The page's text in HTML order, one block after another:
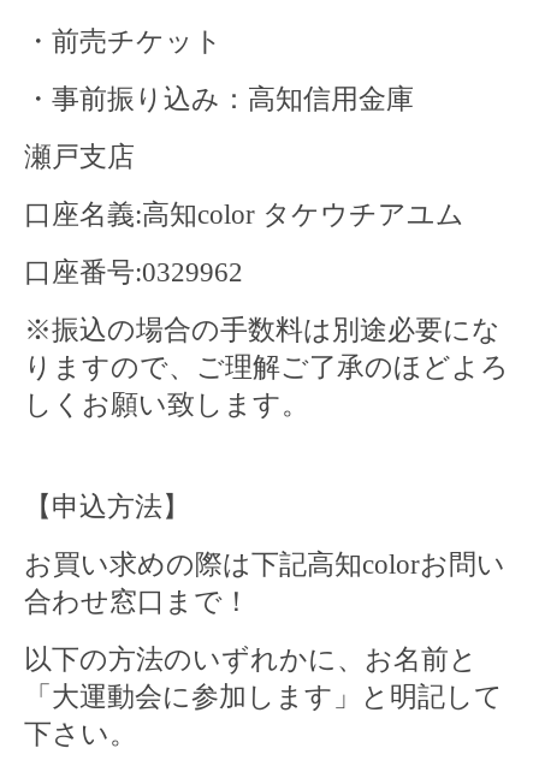
・前売チケット
・事前振り込み：高知信用金庫
瀬戸支店
口座名義:高知color タケウチアユム
口座番号:0329962
※振込の場合の手数料は別途必要にな
りますので、ご理解ご了承のほどよろ
しくお願い致します。
【申込方法】
お買い求めの際は下記高知colorお問い
合わせ窓口まで！
以下の方法のいずれかに、お名前と
「大運動会に参加します」と明記して
下さい。